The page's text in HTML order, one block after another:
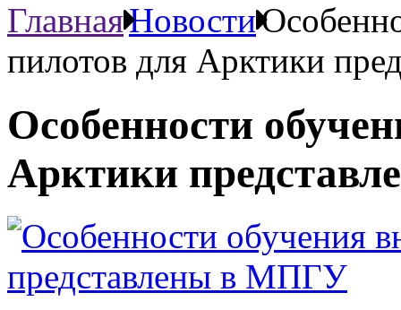
ГлавнаяНовости
пилотов для Арктики
Особенности
Арктики